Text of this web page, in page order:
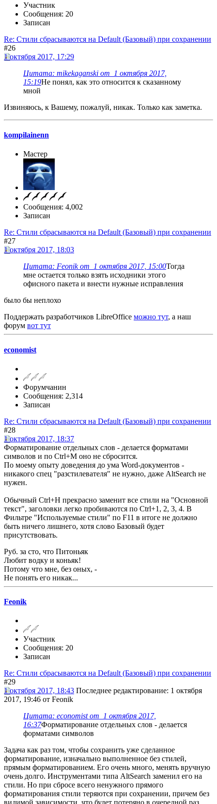
Участник
Сообщения: 20
Записан
Re: Стили сбрасываются на Default (Базовый) при сохранении
#26
1 октября 2017, 17:29
Цитата: mikekaganski от 1 октября 2017,
15:19Не понял, как это относится к сказанному
мной
Извиняюсь, к Вашему, пожалуй, никак. Только как заметка.
kompilainenn
Мастер
Сообщения: 4,002
Записан
Re: Стили сбрасываются на Default (Базовый) при сохранении
#27
1 октября 2017, 18:03
Цитата: Feonik от 1 октября 2017, 15:00Тогда
мне остается только взять исходники этого
офисного пакета и внести нужные исправления
было бы неплохо
Поддержать разработчиков LibreOffice можно тут, а наш
форум вот тут
economist
Форумчанин
Сообщения: 2,314
Записан
Re: Стили сбрасываются на Default (Базовый) при сохранении
#28
1 октября 2017, 18:37
Форматирование отдельных слов - делается форматами
символов и по Ctrl+M оно не сбросится.
По моему опыту доведения до ума Word-документов -
никакого спец "разстилевателя" не нужно, даже AltSearch не
нужен.
Обычный Ctrl+H прекрасно заменит все стили на "Основной
текст", заголовки легко пробиваются по Ctrl+1, 2, 3, 4. В
Фильтре "Используемые стили" по F11 в итоге не должно
быть ничего лишнего, хотя слово Базовый будет
присутствовать.
Руб. за сто, что Питоньяк
Любит водку и коньяк!
Потому что мне, без оных, -
Не понять его никак...
Feonik
Участник
Сообщения: 20
Записан
Re: Стили сбрасываются на Default (Базовый) при сохранении
#29
1 октября 2017, 18:43 Последнее редактирование: 1 октября
2017, 19:46 от Feonik
Цитата: economist от 1 октября 2017,
16:37Форматирование отдельных слов - делается
форматами символов
Задача как раз том, чтобы сохранить уже сделанное
форматирование, изначально выполненное без стилей,
прямым форматированием. Его очень много, менять вручную
очень долго. Инструментами типа AltSearch заменил его на
стили. Но при сбросе всего ненужного прямого
форматирования стили теряются при сохранении, причем без